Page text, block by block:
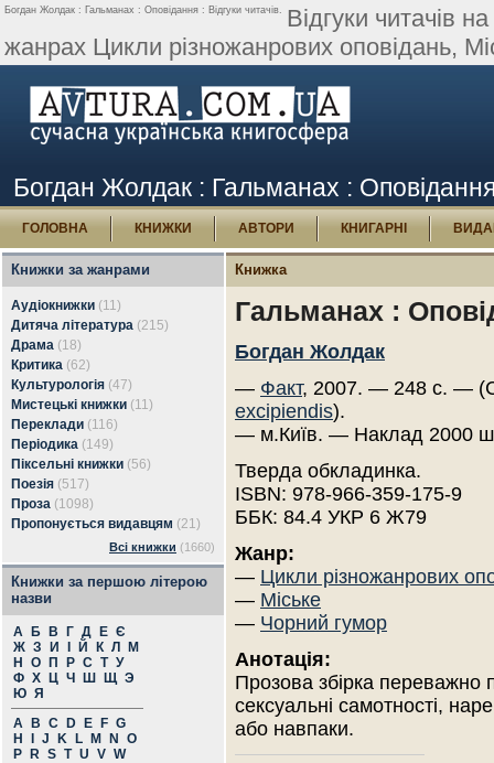
Богдан Жолдак : Гальманах : Оповідання : Відгуки читачів. Відгуки читачів
жанрах Цикли різножанрових оповідань,
Богдан Жолдак : Гальманах : Оповідання
ГОЛОВНА КНИЖКИ АВТОРИ КНИГАРНІ
Книжки за жанрами
Аудіокнижки (11)
Дитяча література (215)
Драма (18)
Критика (62)
Культурологія (47)
Мистецькі книжки (11)
Переклади (116)
Періодика (149)
Піксельні книжки (56)
Поезія (517)
Проза (1098)
Пропонується видавцям (21)
Всі книжки (1660)
Книжки за першою літерою
назви
А Б В Г Д Е Є
Ж З И Й К Л
М
Н
О П Р С Т У
Ф Х Ц Ч Ш Щ Э
Ю Я
A
B C D E F G
H
J K L M N
O
P
R S T U V W
Книжка
Гальманах :
Богдан Жолдак
— Факт, 2007. — 248 с. —
excipiendis).
— м.Київ. — Наклад 2000
Тверда обкладинка.
ISBN: 978-966-359-175-9
ББК: 84.4 УКР 6 Ж79
Жанр:
— Цикли різножанрових
— Міське
— Чорний гумор
Анотація:
Прозова збірка переважно
сексуальні самотності,
або навпаки.